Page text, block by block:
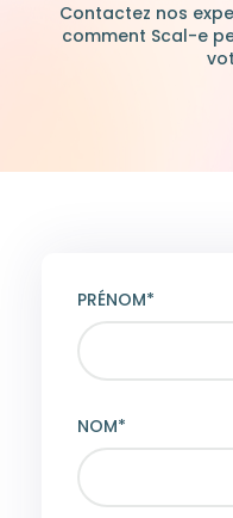
Contactez nos
comment Scal-e
PRÉNOM*
NOM*